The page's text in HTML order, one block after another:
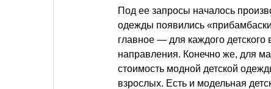
Под ее запросы началось
одежды появились
главное — для каждого
направления. Конечно же, для
стоимость модной детской
взрослых. Есть и модельная